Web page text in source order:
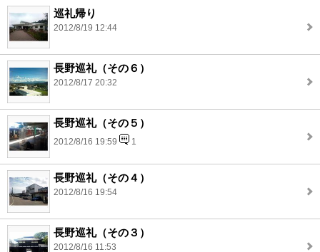
巡礼帰り
2012/8/19 12:44
長野巡礼（その６）
2012/8/17 20:32
長野巡礼（その５）
2012/8/16 19:59 1
長野巡礼（その４）
2012/8/16 19:54
長野巡礼（その３）
2012/8/16 11:53